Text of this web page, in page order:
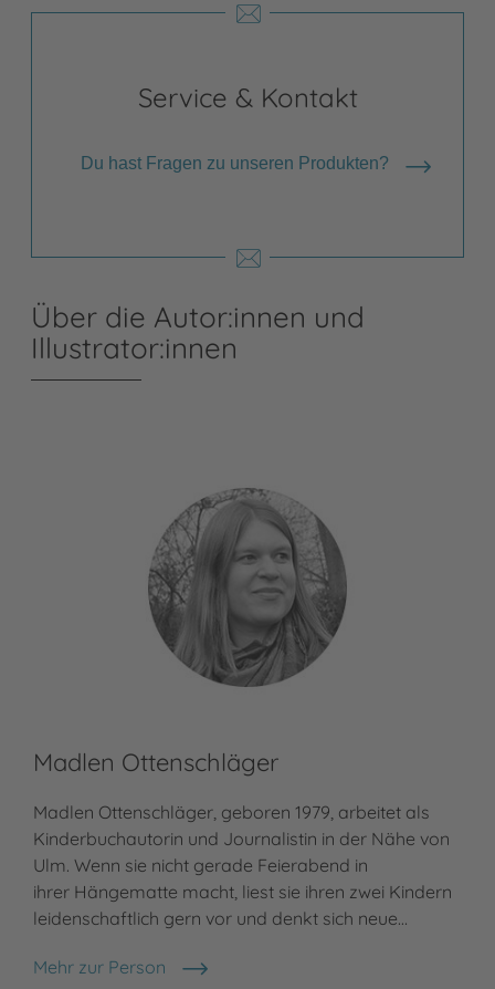
Service & Kontakt
Du hast Fragen zu unseren Produkten?
Über die Autor:innen und
Illustrator:innen
Madlen Ottenschläger
Madlen Ottenschläger, geboren 1979, arbeitet als
Kinderbuchautorin und Journalistin in der Nähe von
Ulm. Wenn sie nicht gerade Feierabend in
ihrer Hängematte macht, liest sie ihren zwei Kindern
leidenschaftlich gern vor und denkt sich neue…
Mehr zur Person
Madlen Ottenschläger